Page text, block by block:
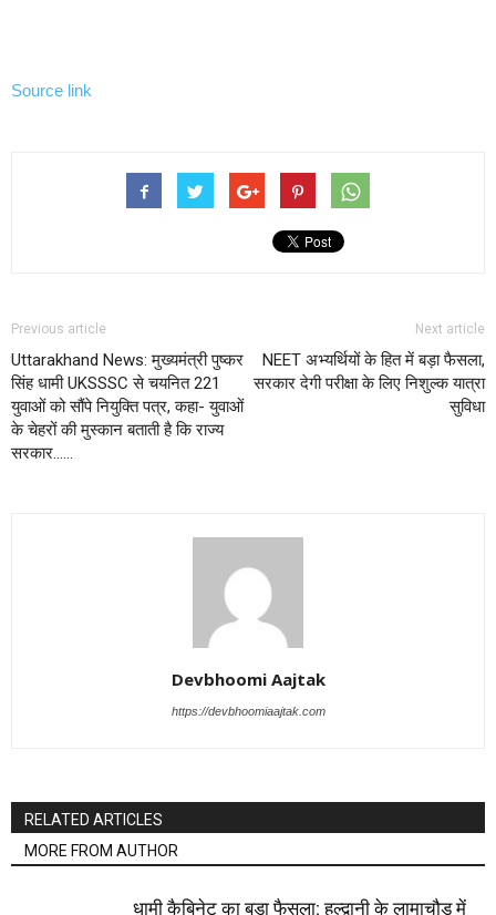
Source link
Previous article
Uttarakhand News: मुख्यमंत्री पुष्कर
सिंह धामी UKSSSC से चयनित 221
युवाओं को सौंपे नियुक्ति पत्र, कहा- युवाओं
के चेहरों की मुस्कान बताती है कि राज्य
सरकार……
Next article
NEET अभ्यर्थियों के हित में बड़ा फैसला,
सरकार देगी परीक्षा के लिए निशुल्क यात्रा
सुविधा
Devbhoomi Aajtak
https://devbhoomiaajtak.com
RELATED ARTICLES
MORE FROM AUTHOR
धामी कैबिनेट का बड़ा फैसला: हल्द्वानी के लामाचौड़ में